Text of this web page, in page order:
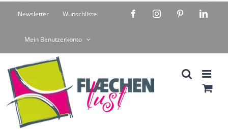
springen
Newsletter Wunschliste
Mein Benutzerkonto
FacebookInstagramPinterest